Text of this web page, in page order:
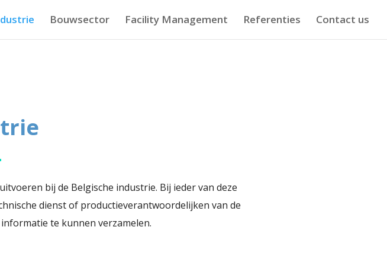
Bouwsector Facility Management Referenties Contact us
bij de Belgische industrie. Bij ieder van deze
dienst of productieverantwoordelijken van de
te kunnen verzamelen.